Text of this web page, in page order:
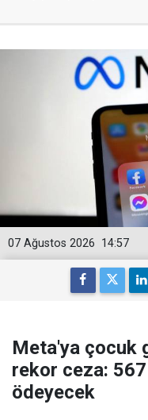
14:57
07 Ağustos 2026
Meta'ya çocuk
rekor ceza:
ödeyecek